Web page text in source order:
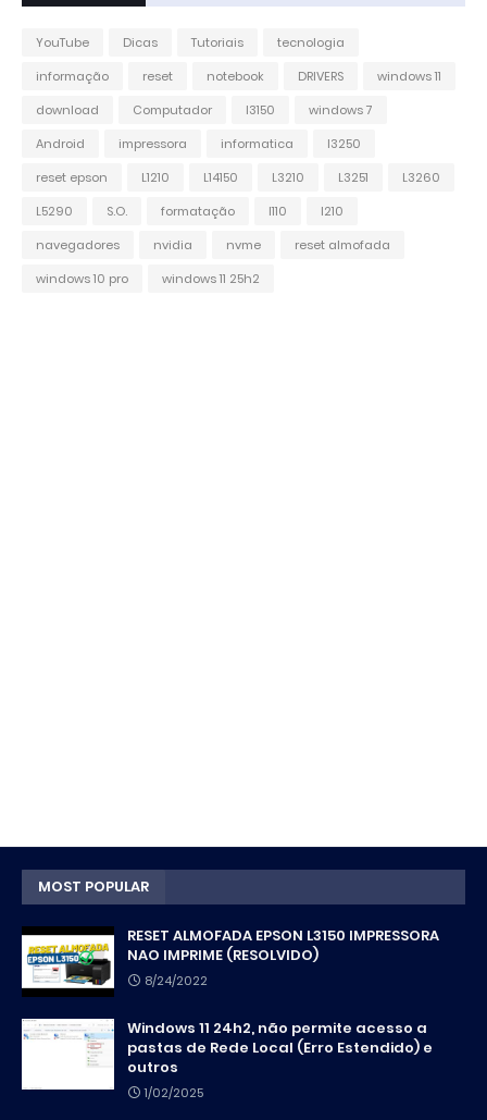
YouTube Dicas Tutoriais
tecnologia
informação
reset notebook DRIVERS
windows 11
download
Computador l3150
windows 7
Android
impressora informatica
l3250
reset epson
L1210 L14150 L3210 L3251
L3260
L5290
S.O. formatação l110
l210
navegadores
nvidia nvme
reset almofada
windows 10 pro
windows 11 25h2
MOST POPULAR
RESET ALMOFADA EPSON L3150 IMPRESSORA
NAO IMPRIME (RESOLVIDO)
8/24/2022
Windows 11 24h2, não permite acesso a
pastas de Rede Local (Erro Estendido) e
outros
1/02/2025